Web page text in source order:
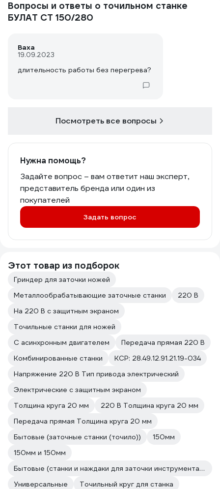
Вопросы и ответы о точильном станке
БУЛАТ СТ 150/280
Ваха
19.09.2023
длительность работы без перегрева?
Посмотреть все вопросы
Нужна помощь?
Задайте вопрос – вам ответит наш эксперт,
представитель бренда или один из
покупателей
Задать вопрос
Этот товар из подборок
Гриндер для заточки ножей
Металлообрабатывающие заточные станки
220 В
На 220 В с защитным экраном
Точильные станки для ножей
С асинхронным двигателем
Передача прямая 220 В
Комбинированные станки
КСР: 28.49.12.91.21.19-034
Напряжение 220 В Тип привода электрический
Электрические с защитным экраном
Толщина круга 20 мм
220 В Толщина круга 20 мм
Передача прямая Толщина круга 20 мм
Бытовые (заточные станки (точило))
150мм
150мм и 150мм
Бытовые (станки и наждаки для заточки инструмента и ножей)
Универсальные
Точильный круг для станка